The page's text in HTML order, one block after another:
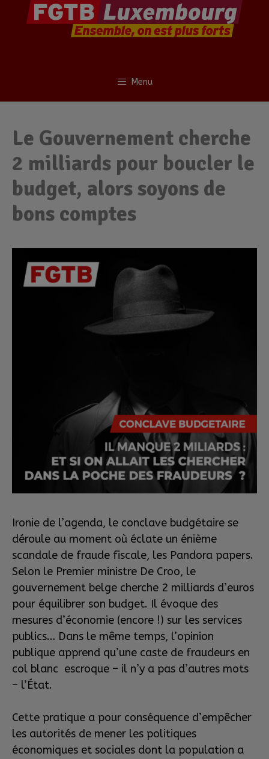
Menu
Le Gouvernement cherche
2 milliards pour boucler le
budget, alors soyons de
bons comptes
Ironie de l’agenda, le conclave budgétaire se
déroule au moment où éclate un énième
scandale de fraude fiscale, les Pandora papers.
Selon le Premier ministre De Croo, le
gouvernement belge cherche 2 milliards d’euros
pour équilibrer son budget. Il évoque des
mesures d’économie (encore !) sur les services
publics… Dans le même temps, l’opinion
publique apprend qu’une caste de fraudeurs en
col blanc escroque – il n’y a pas d’autres mots
– l’État.
Cette pratique a pour conséquence d’empêcher
les autorités de mener les politiques
économiques et sociales dont la population a